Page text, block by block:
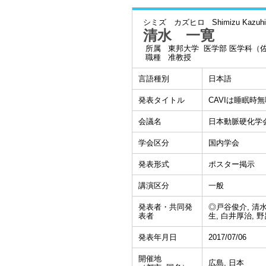
シミズ カズヒロ Shimizu
清水 一寛
所属
東邦大学 医学部 医学科（佐
職種
准教授
言語種別 日本語
発表タイトル CAVIは睡眠時
会議名 日本動脈硬化学
学会区分 国内学会
発表形式 ポスター掲示
講演区分 一般
発表者・共同発
表者
◎戸谷俊介, 清
生, 白井厚治, 野
発表年月日 2017/07/06
開催地
広島, 日本